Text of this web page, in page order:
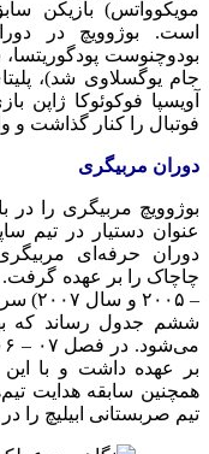
مویکوواتس) بازیکن
است. بوژوویچ در
بودوچنوست
جام یوگسلاوی شد)،
فوتبال را کنار گذاشت و
دوران مربیگری
بوژوویچ مربیگری را در
دوران حرفه‌ای
–
ششم جدول رساند که
بر عهده داشت و با این
تیم صربستانی ابیلیچ را در